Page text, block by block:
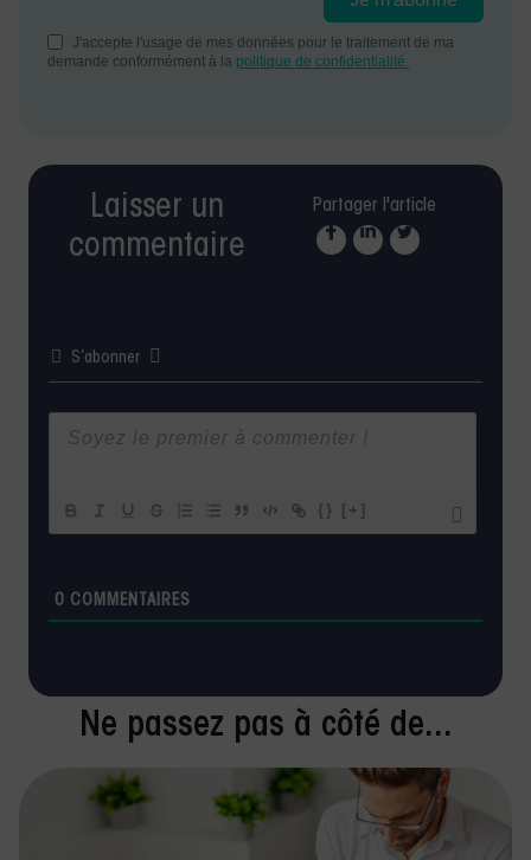
Laisser un
commentaire
Partager l'article
S’abonner
{} [+]
0 COMMENTAIRES
Ne passez pas à côté de...